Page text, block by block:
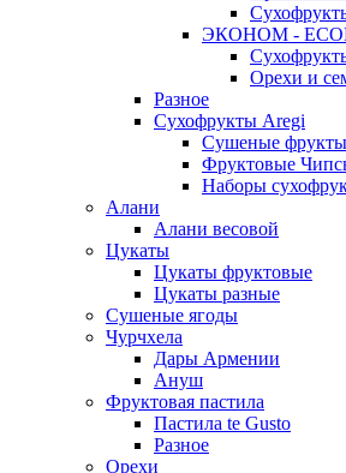
ЭКОНОМ -
Орехи и
Разное
Сухофрукты Aregi
Сушеные фрукты
Фруктовые
Наборы
Алани
Алани весовой
Цукаты
Цукаты фруктовые
Цукаты разные
Сушеные ягоды
Чурчхела
Дары Армении
Ануш
Фруктовая пастила
Пастила te Gusto
Разное
Орехи